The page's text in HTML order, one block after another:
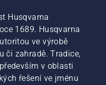
Husqvarna
1689. Husqvarna
ve výrobě
či zahradě. Tradice,
v oblasti
řešení ve jménu